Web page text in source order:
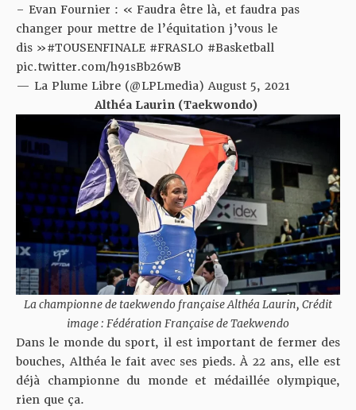
– Evan Fournier : « Faudra être là, et faudra pas
changer pour mettre de l’équitation j’vous le
dis »#TOUSENFINALE #FRASLO #Basketball
pic.twitter.com/h91sBb26wB
— La Plume Libre (@LPLmedia)August 5, 2021
Althéa Laurin (Taekwondo)
La championne de taekwendo française Althéa Laurin, Crédit
image : Fédération Française de Taekwendo
Dans le monde du sport, il est important de fermer des
bouches, Althéa le fait avec ses pieds. À 22 ans, elle est
déjà championne du monde et médaillée olympique,
rien que ça.